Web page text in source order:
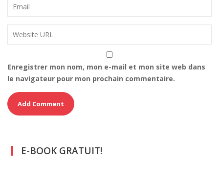
Enregistrer mon nom, mon e-mail et mon site web dans
le navigateur pour mon prochain commentaire.
E-BOOK GRATUIT!